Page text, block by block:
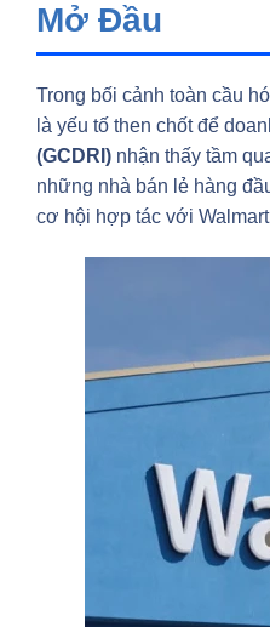
Mở Đầu
Trong bối cảnh toàn cầu
là yếu tố then chốt để
(GCDRI) nhận thấy tầm
những nhà bán lẻ hàng
cơ hội hợp tác với